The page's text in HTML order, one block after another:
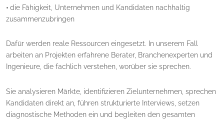
• die Fähigkeit, Unternehmen und Kandidaten nachhaltig
zusammenzubringen
Dafür werden reale Ressourcen eingesetzt. In unserem Fall
arbeiten an Projekten erfahrene Berater, Branchenexperten und
Ingenieure, die fachlich verstehen, worüber sie sprechen.
Sie analysieren Märkte, identifizieren Zielunternehmen, sprechen
Kandidaten direkt an, führen strukturierte Interviews, setzen
diagnostische Methoden ein und begleiten den gesamten